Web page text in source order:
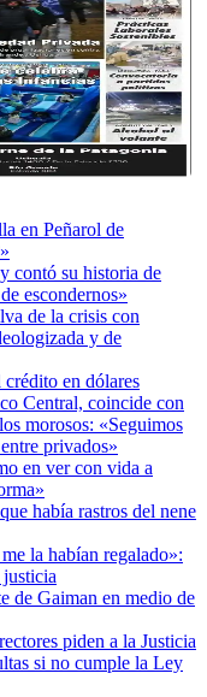
en Peñarol de
contó su historia de
escondernos»
de la crisis con
y de
crédito en dólares
Central, coincide con
morosos: «Seguimos
privados»
en ver con vida a
había rastros del nene
la habían regalado»:
de Gaiman en medio de
piden a la Justicia
si no cumple la Ley